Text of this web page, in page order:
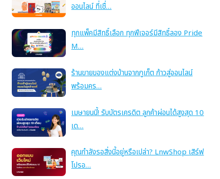
ออนไลน์ ที่เชื่…
ทุกแพ็คมีสิทธิ์เลือก ทุกฟีเจอร์มีสิทธิ์ลอง Pride
M…
ร้านขายของแต่งบ้านจากภูเก็ต ก้าวสู่ออนไลน์
พร้อมคร…
เมษายนนี้! รับบัตรเครดิต ลูกค้าผ่อนได้สูงสุด 10
เด…
คุณกำลังรอสิ่งนี้อยู่หรือเปล่า? LnwShop เสิร์ฟ
โปรอ…